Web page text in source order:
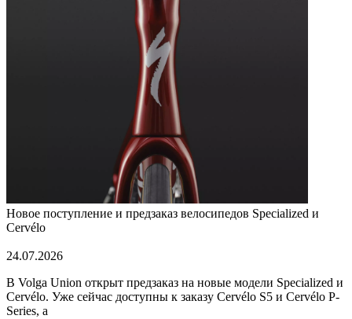
Новое поступление и предзаказ велосипедов Specialized и
Cervélo
24.07.2026
В Volga Union открыт предзаказ на новые модели Specialized и
Cervélo. Уже сейчас доступны к заказу Cervélo S5 и Cervélo P-
Series, а